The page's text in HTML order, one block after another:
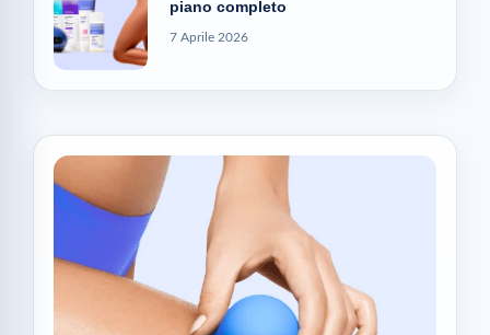
piano completo
7 Aprile 2026